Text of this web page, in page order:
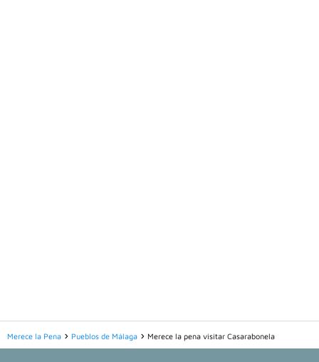
Merece la Pena Pueblos de Málaga Merece la pena visitar Casarabonela